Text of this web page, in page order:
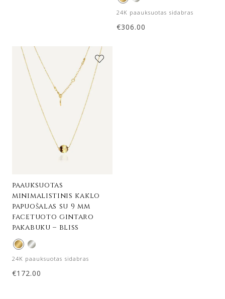
24K paauksuotas sidabras
€306.00
paauksuotas
minimalistinis kaklo
papuošalas su 9 mm
facetuoto gintaro
pakabuku – bliss
24K paauksuotas sidabras
€172.00